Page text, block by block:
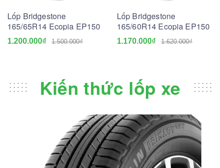
Lốp Bridgestone
165/65R14 Ecopia EP150
1.200.000₫ 1.500.000₫
Lốp Bridgestone
165/60R14 Ecopia EP150
1.170.000₫ 1.620.000₫
Kiến thức lốp xe